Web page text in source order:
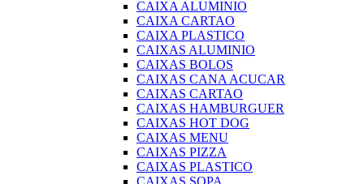
CAIXA ALUMINIO
CAIXA CARTAO
CAIXA PLASTICO
CAIXAS ALUMINIO
CAIXAS BOLOS
CAIXAS CANA ACUCAR
CAIXAS CARTAO
CAIXAS HAMBURGUER
CAIXAS HOT DOG
CAIXAS MENU
CAIXAS PIZZA
CAIXAS PLASTICO
CAIXAS SOPA